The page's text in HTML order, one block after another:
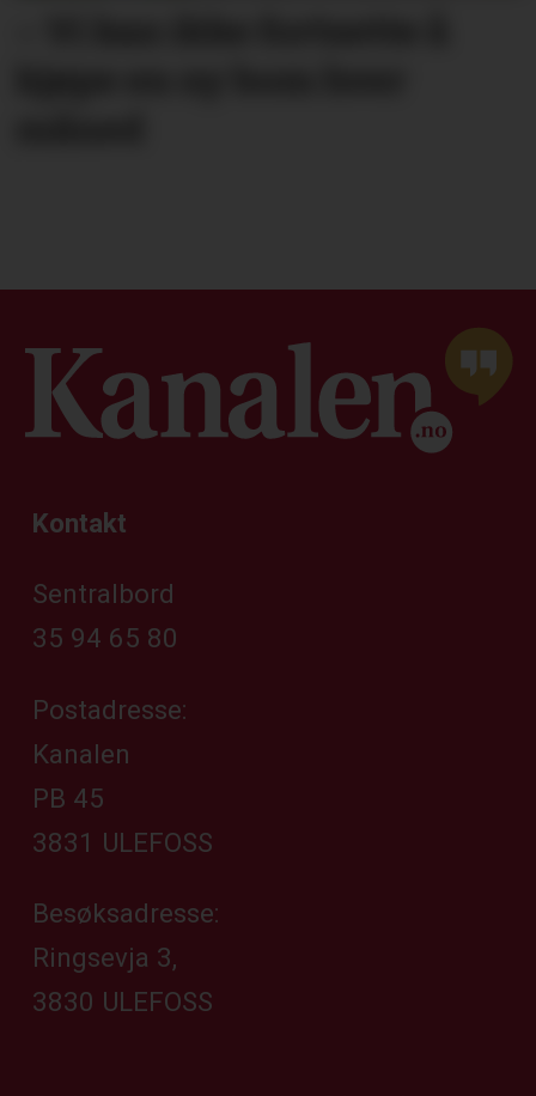
Kontakt
Sentralbord
35 94 65 80
Postadresse:
Kanalen
PB 45
3831 ULEFOSS
Besøksadresse:
Ringsevja 3,
3830 ULEFOSS